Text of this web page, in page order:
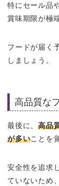
特にセール品
賞味期限が極
フードが届く
しましょう。
高品質な
最後に、高品
が多いことを
安全性を追求
ていないため